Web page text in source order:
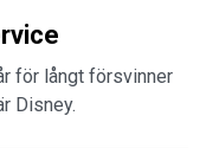
för långt försvinner
Disney.